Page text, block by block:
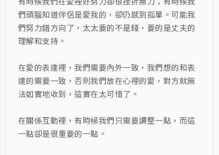
們頭腦知道伴侶是愛我的，卻仍感到孤單。可能我
們努力錯方向了，太太要的不是錢，要的是丈夫的
理解和支持。
在愛的表達裡，我們需要內外一致，我們想的和表
達的需要一致，否則我們放在心裡的愛，對方就無
法如實地收到，這實在太可惜了。
在關係互動裡，有時候我們只需要調整一點，而這
一點卻是很重要的一點。